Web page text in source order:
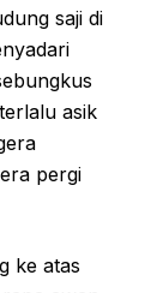
saji di
asik
pergi
ke atas